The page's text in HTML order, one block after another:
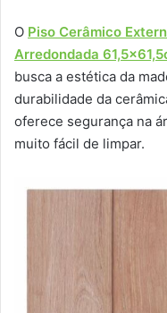
O Piso Cerâmico
Arredondada
busca a estética da
durabilidade da
oferece segurança na
muito fácil de limpar.